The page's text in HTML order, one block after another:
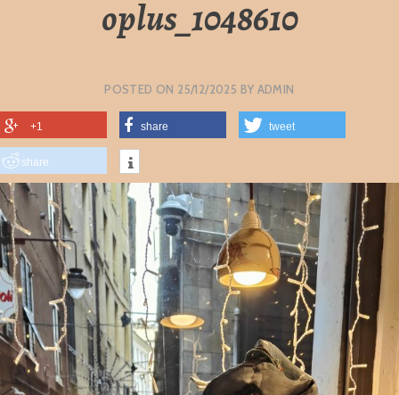
oplus_1048610
POSTED ON 25/12/2025 BY ADMIN
+1 share tweet
share